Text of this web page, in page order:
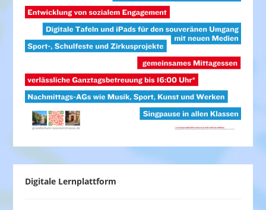
Digitale Lernplattform